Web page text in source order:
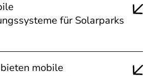
Sicherheitslösungen, die
Solaranlagen vor Diebstahl,
Sicherheitsrisiken zu
es ermöglichen, Solarparks in
für Solarparks
Überwachungskameras, die
in einem Solarpark
mobile